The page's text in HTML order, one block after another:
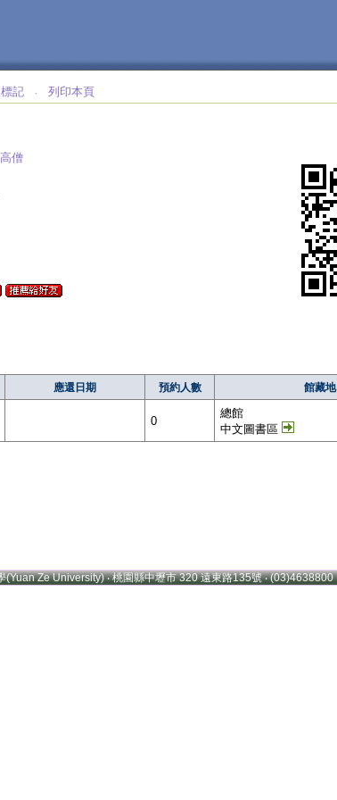
記 ‧
列印本頁
僧
應還日期 預約人數 館藏地
0
總館
中文圖書區
Ze University) ‧ 桃園縣中壢市 320 遠東路135號 ‧ (03)4638800